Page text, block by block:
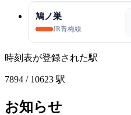
鳩ノ巣
JR青梅線
時刻表が登録された駅
7894 / 10623 駅
お知らせ